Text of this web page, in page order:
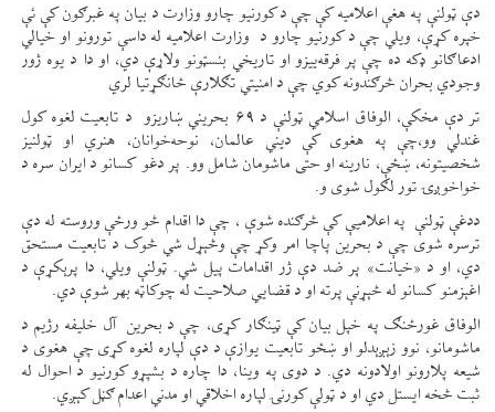
دې ټولنې په هغې اعلامیه کې چې د کورنیو چارو وزارت د بیان په غبرګون کې ئې
خپره کړې، ویلي چې د کورنیو چارو د وزارت اعلامیه له داسې تورونو او خیالي
ادعاګانو ډکه ده چې پر فرقه‌ییزو او تاریخي بنسټونو ولاړې دي، او دا د یوه ژور
وجودي بحران څرګندونه کوي چې د امنیتي تګلارې ځانګړتیا لري
تر دې مخکې، الوفاق اسلامي ټولنې د ۶۹ بحریني ښاریزو د تابعیت لغوه کول
غندلي وو،چې په هغوی کې دیني عالمان، نوحه‌خوانان، هنري او ټولنیز
شخصیتونه، ښځې، نارینه او حتی ماشومان شامل وو. پر دغو کسانو د ایران سره د
خواخوږۍ تور لګول شوی و.
ددغې ټولنې په اعلامیې کې څرګنده شوې ، چې دا اقدام څو ورځې وروسته له دې
ترسره شوی چې د بحرین پاچا امر وکړ چې وڅېړل شي څوک د تابعیت مستحق
دي، او د «خیانت» پر ضد دې ژر اقدامات پیل شي. ټولنې ویلي، دا پرېکړې د
اغېزمنو کسانو له څېړنې پرته او د قضایي صلاحیت له چوکاټه بهر شوې دي.
الوفاق غورځنګ په خپل بیان کې ټینګار کړی، چې د بحرین آل خلیفه رژیم د
ماشومانو، نوو زېږېدلو او ښځو تابعیت یوازې د دې لپاره لغوه کړی چې هغوی د
شیعه پلارونو اولادونه دي. د دوی په وینا، دا چاره د بشپړو کورنیو د احوال له
ثبت څخه ایستل دي او د ټولې کورنۍ لپاره اخلاقي او مدني اعدام ګڼل کېږي.